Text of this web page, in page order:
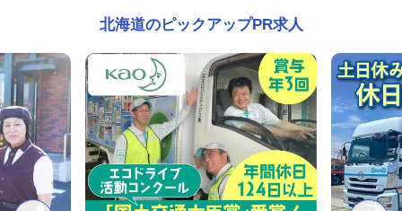
北海道のピックアップPR求人